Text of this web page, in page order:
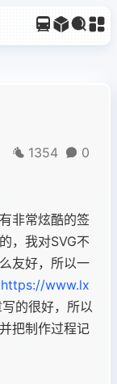
1354 0
非常炫酷的签
，我对SVG不
友好，所以一
https://www.lx
的很好，所以
把制作过程记